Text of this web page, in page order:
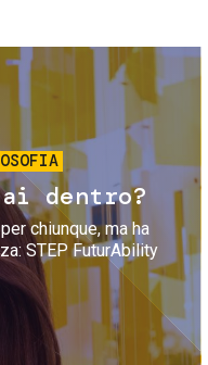
dentro?
chiunque, ma ha
STEP FuturAbility